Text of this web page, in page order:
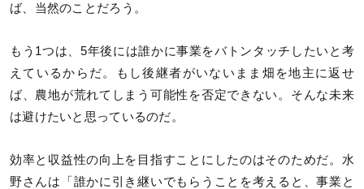
ば、当然のことだろう。
もう1つは、5年後には誰かに事業をバトンタッチしたいと考
えているからだ。もし後継者がいないまま畑を地主に返せ
ば、農地が荒れてしまう可能性を否定できない。そんな未来
は避けたいと思っているのだ。
効率と収益性の向上を目指すことにしたのはそのためだ。水
野さんは「誰かに引き継いでもらうことを考えると、事業と